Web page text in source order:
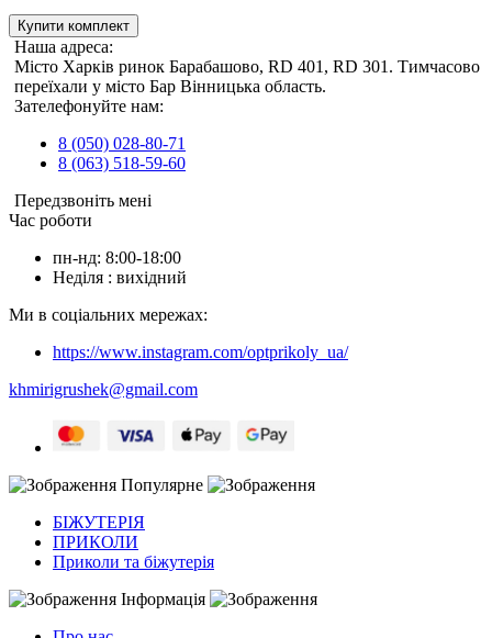
Купити комплект
Наша адреса:
Місто Харків ринок Барабашово, RD 401, RD 301. Тимчасово
переїхали у місто Бар Вінницька область.
Зателефонуйте нам:
8 (050) 028-80-71
8 (063) 518-59-60
Передзвоніть мені
Час роботи
пн-нд: 8:00-18:00
Неділя : вихідний
Ми в соціальних мережах:
https://www.instagram.com/optprikoly_ua/
khmirigrushek@gmail.com
Популярне
БІЖУТЕРІЯ
ПРИКОЛИ
Приколи та біжутерія
Інформація